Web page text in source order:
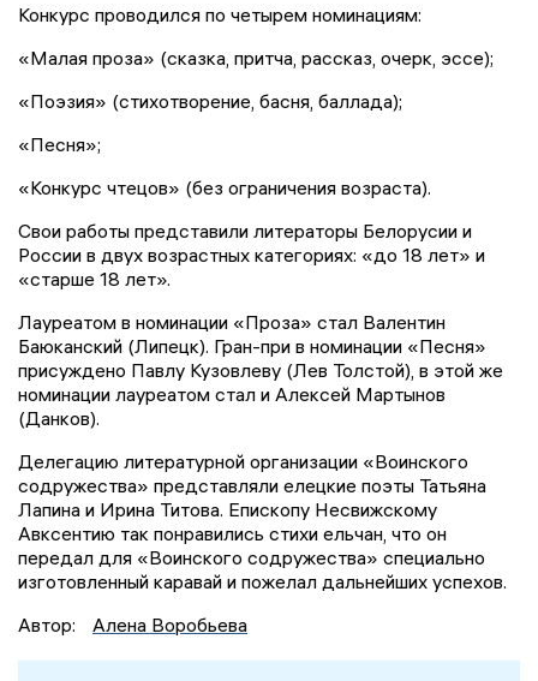
Конкурс проводился по четырем номинациям:
«Малая проза» (сказка, притча, рассказ, очерк, эссе);
«Поэзия» (стихотворение, басня, баллада);
«Песня»;
«Конкурс чтецов» (без ограничения возраста).
Свои работы представили литераторы Белорусии и
России в двух возрастных категориях: «до 18 лет» и
«старше 18 лет».
Лауреатом в номинации «Проза» стал Валентин
Баюканский (Липецк). Гран-при в номинации «Песня»
присуждено Павлу Кузовлеву (Лев Толстой), в этой же
номинации лауреатом стал и Алексей Мартынов
(Данков).
Делегацию литературной организации «Воинского
содружества» представляли елецкие поэты Татьяна
Лапина и Ирина Титова. Епископу Несвижскому
Авксентию так понравились стихи ельчан, что он
передал для «Воинского содружества» специально
изготовленный каравай и пожелал дальнейших успехов.
Автор:
Алена Воробьева